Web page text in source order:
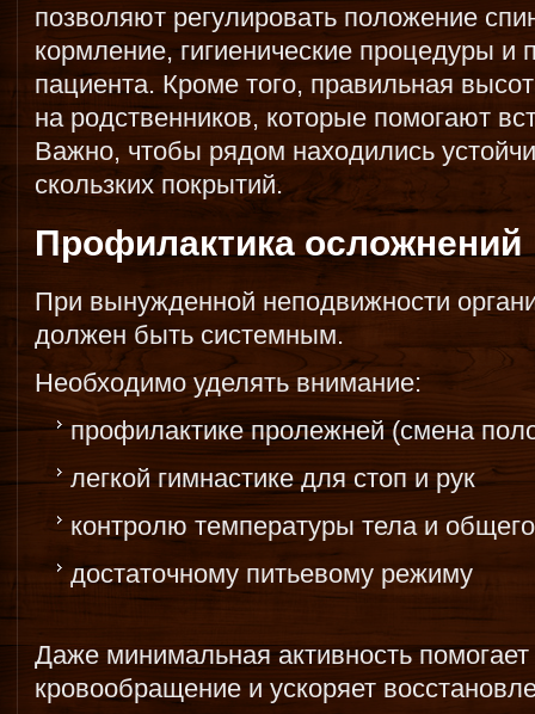
позволяют регулировать положение
кормление, гигиенические процедуры и
пациента. Кроме того, правильная
на родственников, которые помогают
Важно, чтобы рядом находились
скользких покрытий.
Профилактика осложнений
При вынужденной неподвижности
должен быть системным.
Необходимо уделять внимание:
профилактике пролежней (смена
легкой гимнастике для стоп и рук
контролю температуры тела и
достаточному питьевому режиму
Даже минимальная активность
кровообращение и ускоряет